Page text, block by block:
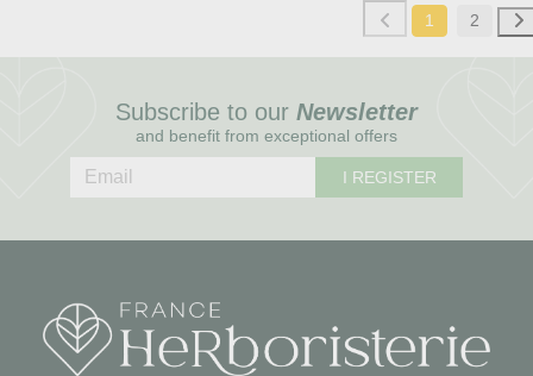
1 2
Subscribe to our Newsletter
and benefit from exceptional offers
I REGISTER